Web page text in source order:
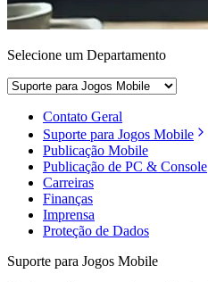
Selecione um Departamento
Contato Geral
Suporte para Jogos Mobile
Publicação Mobile
Publicação de PC & Console
Carreiras
Finanças
Imprensa
Proteção de Dados
Suporte para Jogos Mobile